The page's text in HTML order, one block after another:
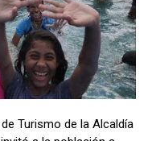
Turismo de la Alcaldía